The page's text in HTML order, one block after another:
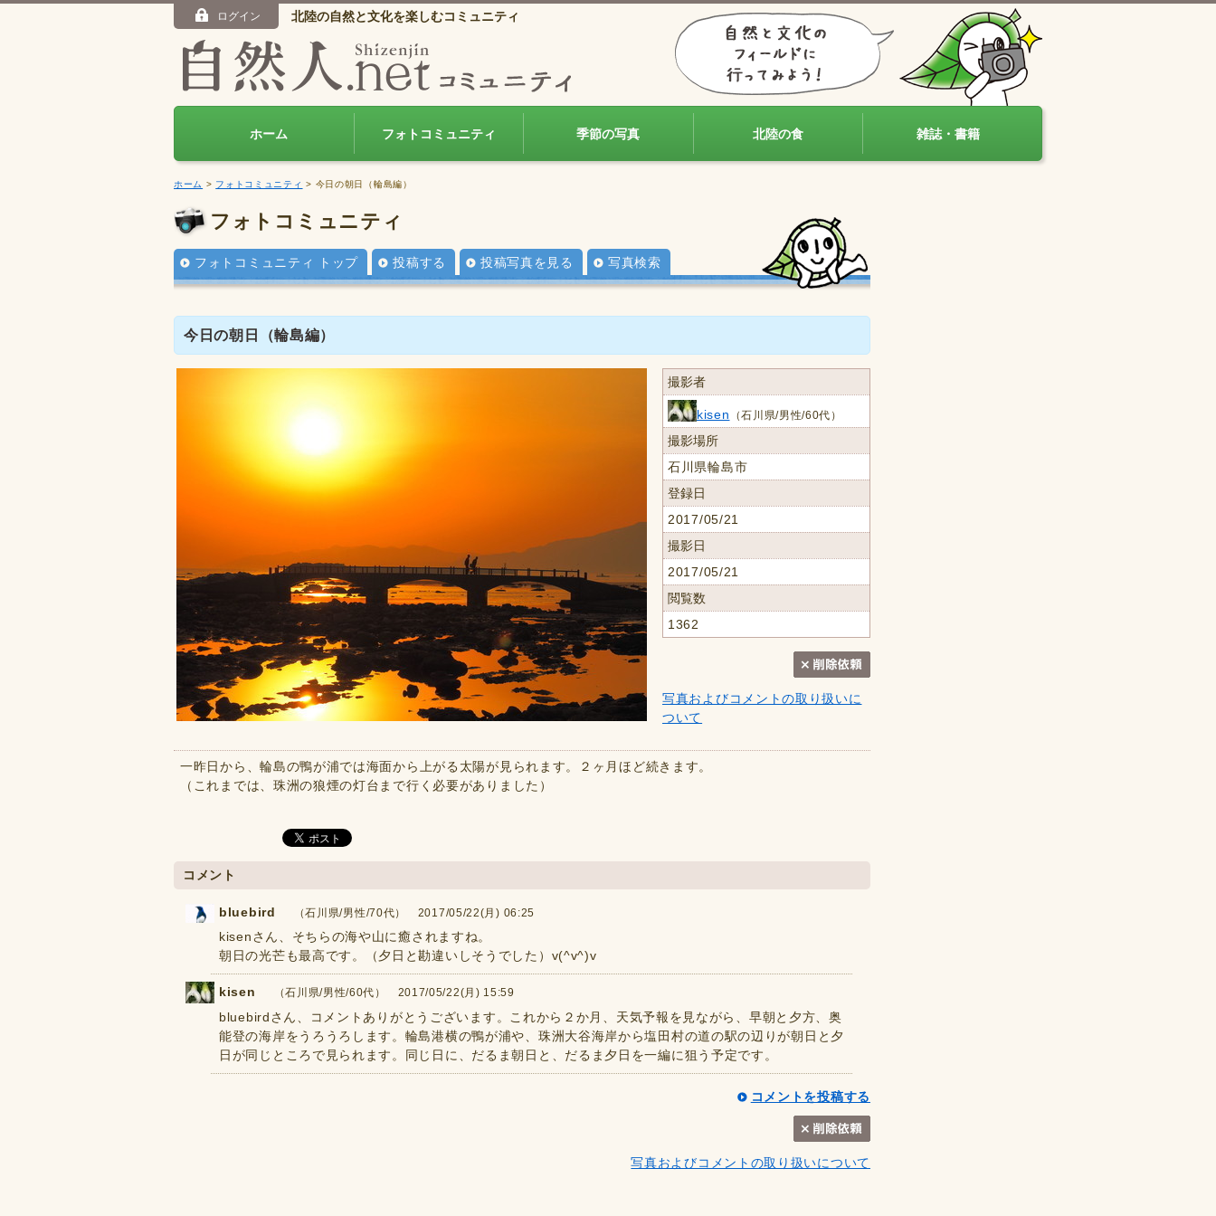
ログイン 北陸の自然と文化を楽しむコミュニティ
ホーム フォトコミュニティ 季節の写真 北陸の食 雑誌・書籍
ホーム > フォトコミュニティ > 今日の朝日（輪島編）
フォトコミュニティ
フォトコミュニティ トップ 投稿する 投稿写真を見る 写真検索
今日の朝日（輪島編）
撮影者
kisen （石川県/男性/60代）
撮影場所
石川県輪島市
登録日
2017/05/21
撮影日
2017/05/21
閲覧数
1362
写真およびコメントの取り扱いに
ついて
一昨日から、輪島の鴨が浦では海面から上がる太陽が見られます。２ヶ月ほど続きます。
（これまでは、珠洲の狼煙の灯台まで行く必要がありました）
コメント
bluebird （石川県/男性/70代） 2017/05/22(月) 06:25
kisenさん、そちらの海や山に癒されますね。
朝日の光芒も最高です。（夕日と勘違いしそうでした）v(^v^)v
kisen （石川県/男性/60代） 2017/05/22(月) 15:59
bluebirdさん、コメントありがとうございます。これから２か月、天気予報を見ながら、早朝と夕方、奥
能登の海岸をうろうろします。輪島港横の鴨が浦や、珠洲大谷海岸から塩田村の道の駅の辺りが朝日と夕
日が同じところで見られます。同じ日に、だるま朝日と、だるま夕日を一編に狙う予定です。
コメントを投稿する
写真およびコメントの取り扱いについて